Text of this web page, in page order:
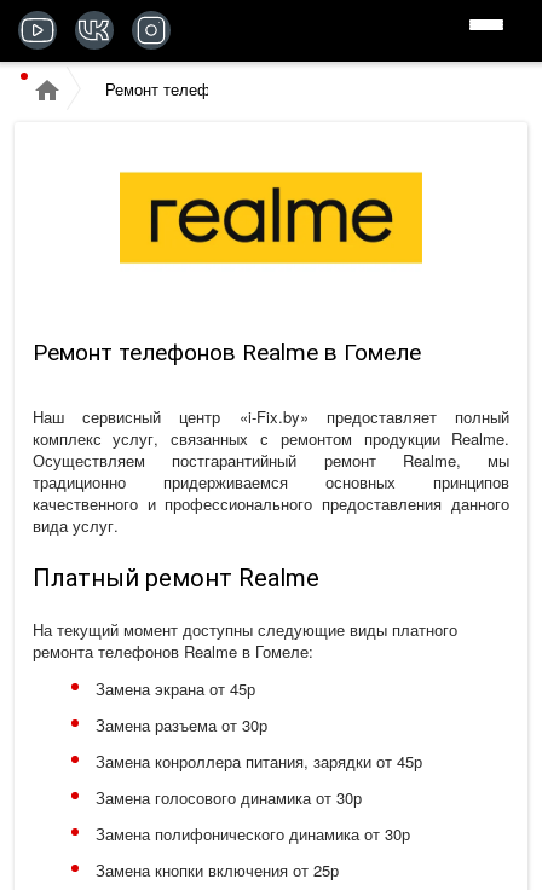
Ремонт телефонов
Ремонт телефонов Realme в Гомеле
Наш сервисный центр «i-Fix.by» предоставляет полный
комплекс услуг, связанных с ремонтом продукции Realme.
Осуществляем постгарантийный ремонт Realme, мы
традиционно придерживаемся основных принципов
качественного и профессионального предоставления данного
вида услуг.
Платный ремонт Realme
На текущий момент доступны следующие виды платного
ремонта телефонов Realme в Гомеле:
Замена экрана от 45р
Замена разъема от 30р
Замена конроллера питания, зарядки от 45р
Замена голосового динамика от 30р
Замена полифонического динамика от 30р
Замена кнопки включения от 25р